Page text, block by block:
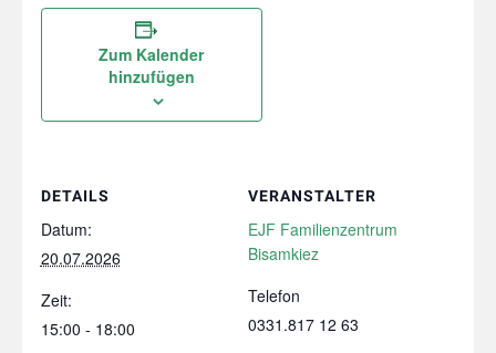
Zum Kalender
hinzufügen
DETAILS
Datum:
20.07.2026
Zeit:
15:00 - 18:00
VERANSTALTER
EJF Familienzentrum
Bisamkiez
Telefon
0331.817 12 63